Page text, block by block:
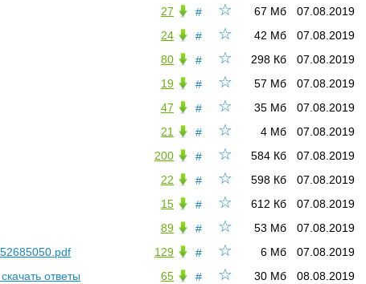
☆
# 07.08.2019
67 Мб
27
☆
# 07.08.2019
42 Мб
24
☆
# 07.08.2019
298 Кб
80
☆
# 07.08.2019
57 Мб
19
☆
# 07.08.2019
35 Мб
47
☆
# 07.08.2019
4 Мб
21
☆
# 07.08.2019
584 Кб
200
☆
# 07.08.2019
598 Кб
22
☆
# 07.08.2019
612 Кб
15
☆
# 07.08.2019
53 Мб
89
☆
# 07.08.2019
6 Мб
129
☆
# 08.08.2019
30 Мб
65
ответы